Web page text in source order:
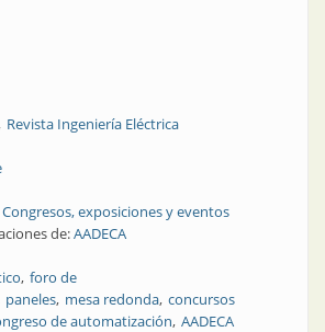
Revista Ingeniería Eléctrica
Congresos, exposiciones y eventos
de:AADECA
foro de
paneles mesa redonda concursos
de automatización AADECA